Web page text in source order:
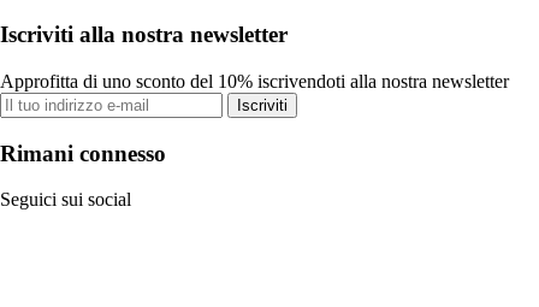
Iscriviti alla nostra newsletter
Approfitta di uno sconto del 10% iscrivendoti alla nostra newsletter
Iscriviti
Rimani connesso
Seguici sui social